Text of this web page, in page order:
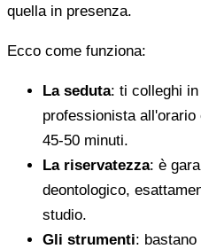
quella in presenza.
Ecco come funziona:
La seduta: ti colleghi
professionista
45-50 minuti.
La riservatezza: è
deontologico,
studio.
Gli strumenti: